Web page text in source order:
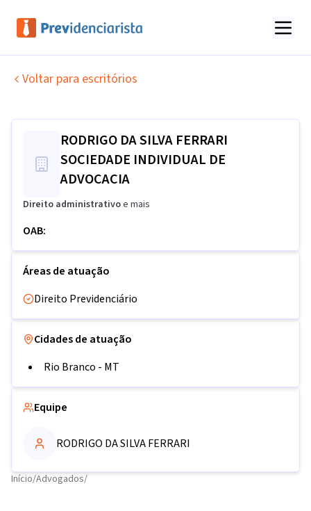
Voltar para escritórios
RODRIGO DA SILVA FERRARI
SOCIEDADE INDIVIDUAL DE
ADVOCACIA
Direito administrativoe mais
OAB:
Áreas de atuação
Direito Previdenciário
Cidades de atuação
Rio Branco - MT
Equipe
RODRIGO DA SILVA FERRARI
Início/Advogados/